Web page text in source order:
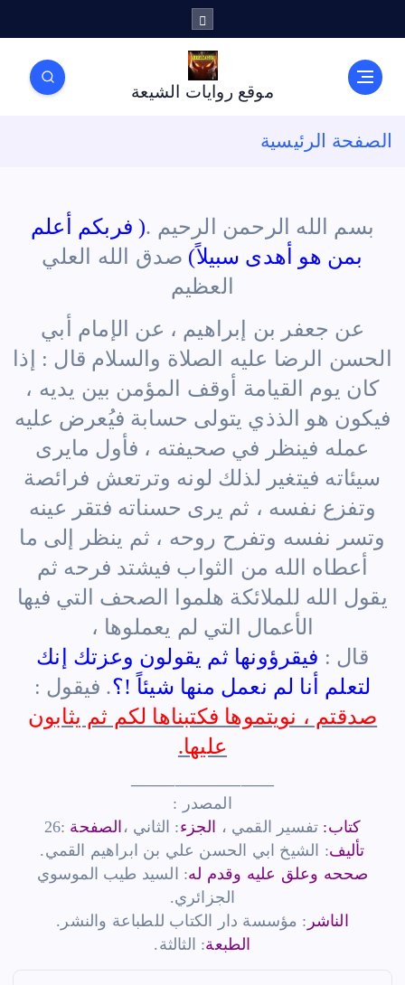
ل
موقع روايات الشيعة
الصفحة الرئيسية
بسم الله الرحمن الرحيم .( فربكم أعلم
بمن هو أهدى سبيلاً) صدق الله العلي
العظيم
عن جعفر بن إبراهيم ، عن الإمام أبي
الحسن الرضا عليه الصلاة والسلام قال : إذا
كان يوم القيامة أوقف المؤمن بين يديه ،
فيكون هو الذذي يتولى حسابة فيُعرض عليه
عمله فينظر في صحيفته ، فأول مايرى
سيئاته فيتغير لذلك لونه وترتعش فرائصة
وتفزع نفسه ، ثم يرى حسناته فتقر عينه
وتسر نفسه وتفرح روحه ، ثم ينظر إلى ما
أعطاه الله من الثواب فيشتد فرحه ثم
يقول الله للملائكة هلموا الصحف التي فيها
الأعمال التي لم يعملوها ،
قال : فيقرؤونها ثم يقولون وعزتك إنك
لتعلم أنا لم نعمل منها شيئاً !؟. فيقول :
صدقتم ، نويتموها فكتبناها لكم ثم يثابون
عليها.
المصدر :
كتاب: تفسير القمي ، الجزء: الثاني ، الصفحة :26
تأليف: الشيخ ابي الحسن علي بن ابراهيم القمي.
صححه وعلق عليه وقدم له: السيد طيب الموسوي
الجزائري.
الناشر : مؤسسة دار الكتاب للطباعة والنشر.
الطبعة: الثالثة.